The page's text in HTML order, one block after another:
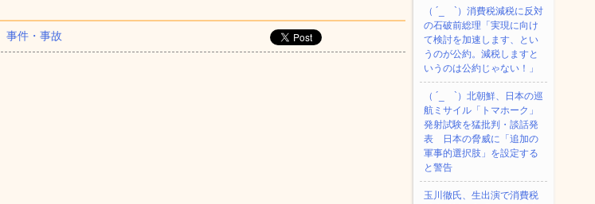
事件・事故
（ ´_ゝ`）消費税減税に反対
の石破前総理「実現に向け
て検討を加速します、とい
うのが公約。減税しますと
いうのは公約じゃない！」
（ ´_ゝ`）北朝鮮、日本の巡
航ミサイル「‌トマホーク」
発射試験を猛批判・談話発
表 日本の脅威に「追加の
軍事的選択肢」を設定する
と警告
玉川徹氏、生出演で消費税